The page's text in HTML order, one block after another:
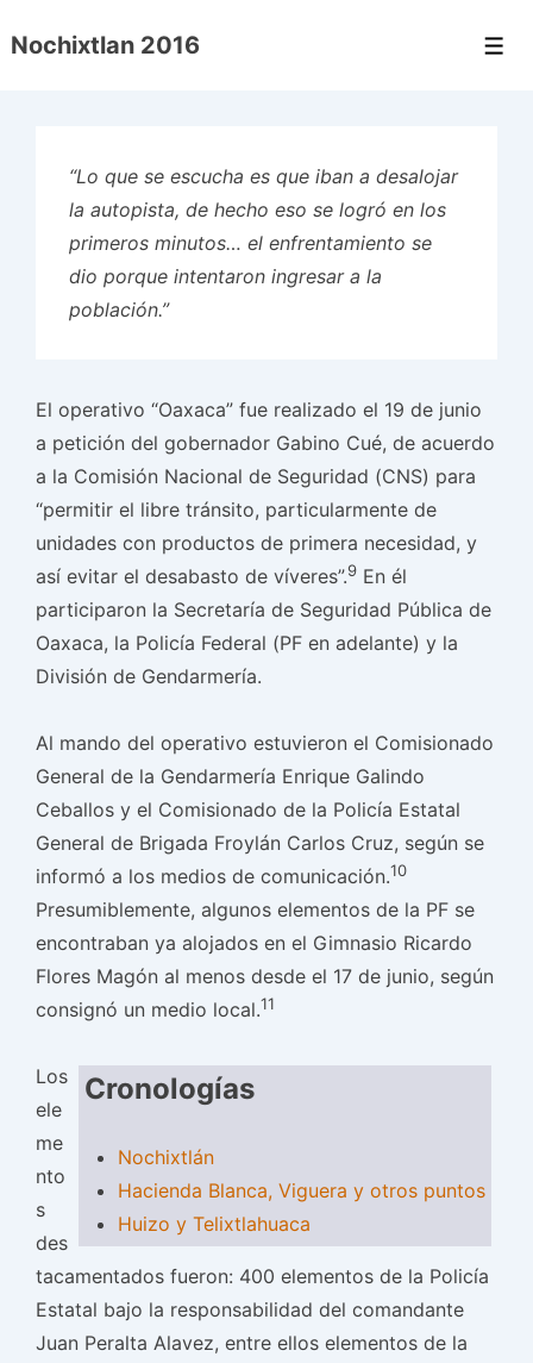
Saltar
Nochixtlan 2016
“Lo que se escucha es que iban a desalojar
la autopista, de hecho eso se logró en los
primeros minutos… el enfrentamiento se
dio porque intentaron ingresar a la
población.”
El operativo “Oaxaca” fue realizado el 19 de junio
a petición del gobernador Gabino Cué, de acuerdo
a la Comisión Nacional de Seguridad (CNS) para
“permitir el libre tránsito, particularmente de
unidades con productos de primera necesidad, y
así evitar el desabasto de víveres”.9 En él
participaron la Secretaría de Seguridad Pública de
Oaxaca, la Policía Federal (PF en adelante) y la
División de Gendarmería.
Al mando del operativo estuvieron el Comisionado
General de la Gendarmería Enrique Galindo
Ceballos y el Comisionado de la Policía Estatal
General de Brigada Froylán Carlos Cruz, según se
informó a los medios de comunicación.10
Presumiblemente, algunos elementos de la PF se
encontraban ya alojados en el Gimnasio Ricardo
Flores Magón al menos desde el 17 de junio, según
consignó un medio local.11
Cronologías
Nochixtlán
Hacienda Blanca, Viguera y otros puntos
Huizo y Telixtlahuaca
Los
ele
me
nto
s
des
tacamentados fueron: 400 elementos de la Policía
Estatal bajo la responsabilidad del comandante
Juan Peralta Alavez, entre ellos elementos de la